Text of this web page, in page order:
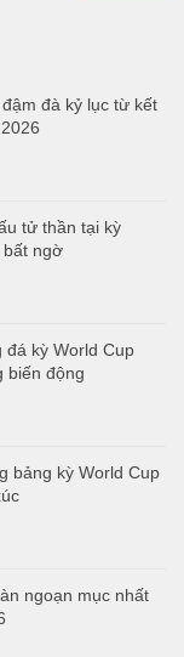
đà kỷ lục từ kết
tử thần tại kỳ
bất ngờ
đá kỳ World Cup
biến động
bảng kỳ World Cup
ngoạn mục nhất